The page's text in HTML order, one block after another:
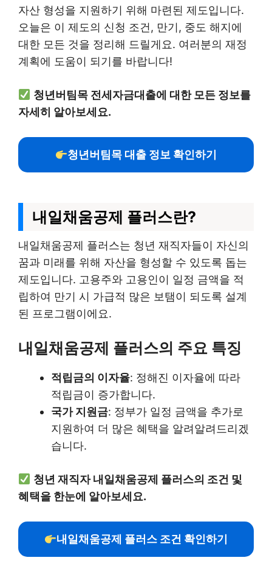
자산 형성을 지원하기 위해 마련된 제도입니다.
오늘은 이 제도의 신청 조건, 만기, 중도 해지에
대한 모든 것을 정리해 드릴게요. 여러분의 재정
계획에 도움이 되기를 바랍니다!
청년버팀목 전세자금대출에 대한 모든 정보를
자세히 알아보세요.
청년버팀목 대출 정보 확인하기
내일채움공제 플러스란?
내일채움공제 플러스는 청년 재직자들이 자신의
꿈과 미래를 위해 자산을 형성할 수 있도록 돕는
제도입니다. 고용주와 고용인이 일정 금액을 적
립하여 만기 시 가급적 많은 보탬이 되도록 설계
된 프로그램이에요.
내일채움공제 플러스의 주요 특징
적립금의 이자율: 정해진 이자율에 따라
적립금이 증가합니다.
국가 지원금: 정부가 일정 금액을 추가로
지원하여 더 많은 혜택을 알려알려드리겠
습니다.
청년 재직자 내일채움공제 플러스의 조건 및
혜택을 한눈에 알아보세요.
내일채움공제 플러스 조건 확인하기